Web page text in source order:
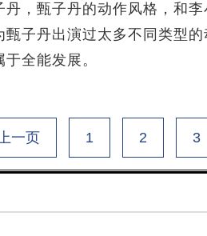
甄子丹的动作风格，和李
子丹出演过太多不同类型
全能发展。
一页 1 2 3